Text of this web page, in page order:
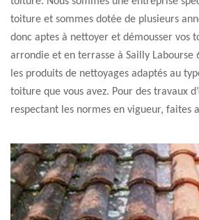
toiture et sommes dotée de plusieurs
donc aptes à nettoyer et démousser vos
arrondie et en terrasse à Sailly Labourse
les produits de nettoyages adaptés au
toiture que vous avez. Pour des travaux
respectant les normes en vigueur, faites